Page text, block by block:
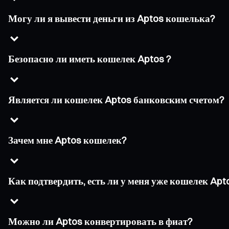
Могу ли я вывести деньги из Aptos кошелька?
Безопасно ли иметь кошелек Aptos ?
Является ли кошелек Aptos банковским счетом?
Зачем мне Aptos кошелек?
Как подтвердить, есть ли у меня уже кошелек
Можно ли Aptos конвертировать в фиат?